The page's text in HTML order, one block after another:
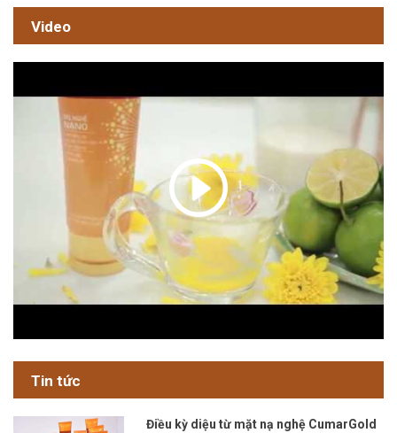
Video
Tin tức
Điều kỳ diệu từ mặt nạ nghệ CumarGold